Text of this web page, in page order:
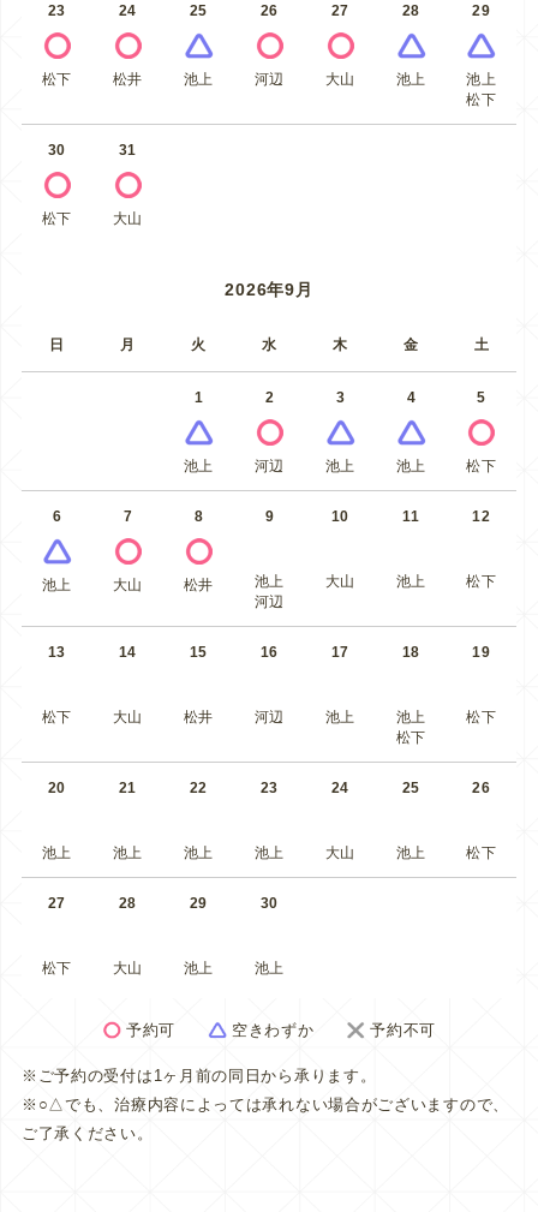
23
松下
24
松井
25
池上
26
河辺
27
大山
28
池上
29
池上
松下
30
松下
31
大山
2026年9月
日 月 火 水 木 金 土
1
池上
2
河辺
3
池上
4
池上
5
松下
6
池上
7
大山
8
松井
9
池上
河辺
10
大山
11
池上
12
松下
13
松下
14
大山
15
松井
16
河辺
17
池上
18
池上
松下
19
松下
20
池上
21
池上
22
池上
23
池上
24
大山
25
池上
26
松下
27
松下
28
大山
29
池上
30
池上
予約可 空きわずか 予約不可
※ご予約の受付は1ヶ月前の同日から承ります。
※○△でも、治療内容によっては承れない場合がございますので、
ご了承ください。